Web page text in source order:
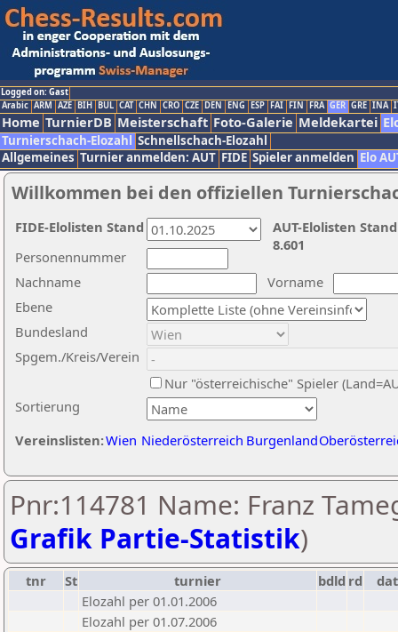
Logged on: Gast
Arabic ARM AZE BIH BUL CAT CHN CRO CZE DEN ENG ESP FAI FIN FRA GER GRE INA
Home TurnierDB Meisterschaft Foto-Galerie Meldekartei
Turnierschach-Elozahl Schnellschach-Elozahl
Allgemeines Turnier anmelden: AUT FIDE Spieler anmelden Elo
Willkommen bei den offiziellen
Nachname
Vorname
Ebene
Sortierung
Personennummer
Bundesland
Spgem./Kreis/Verein
Nur "österreichische" Spieler
Vereinslisten:Wien Niederösterreich Burgenland
AUT-Elolisten
8.601
FIDE-Elolisten Stand
Pnr:114781 Name: Franz
Grafik Partie-Statistik)
tnr St turnier bdld rd
Elozahl per 01.01.2006
Elozahl per 01.07.2006